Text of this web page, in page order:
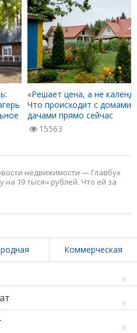
«Решает цена, а не
Что происходит с домами
дачами прямо сейчас
15563
недвижимости — Главбух
на 19 тысяч рублей. Что ей за
Коммерческая